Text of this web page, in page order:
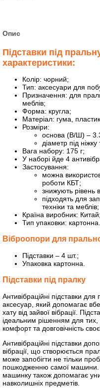
Опис
Підставки під
характеристики:
Колір: чорний;
Тип: аксесуари для
Призначення: для
меблів;
Форма: кругла;
Матеріал: гума,
Розміри:
основа (В/Ш) –
діаметр під
Вага набору: 175 г;
У наборі йде 4
Застосування:
можна
роботи КБТ;
знижують рівень
підходять для
техніки та меблів;
Країна виробник: Китай;
Тип упаковки: картонна.
Віброопори для
Підставки – 4 шт.;
Упаковка картонна.
Підставки під пралку
Антивібраційні підставки
аксесуар, який допомагає
хату від зайвої вібрації.
ідеальним рішенням для
комфорт та довговічність
Антивібраційні підставки
вібрації, що створюється
може запобігти не тільки
пошкодженню самої машини.
машинку також допомагає
навколишніх предметів.